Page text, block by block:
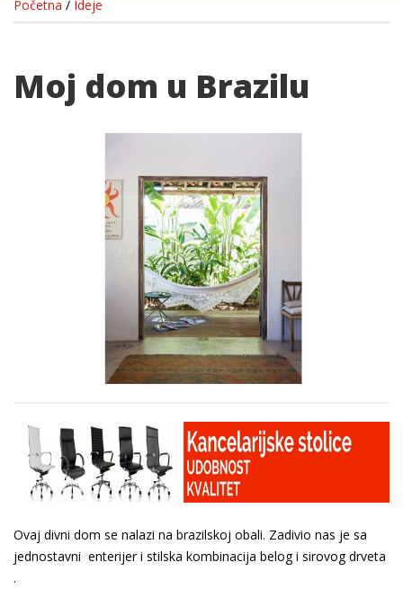
Početna / Ideje
Moj dom u Brazilu
Ovaj divni dom se nalazi na brazilskoj obali. Zadivio nas je sa
jednostavni enterijer i stilska kombinacija belog i sirovog drveta
.